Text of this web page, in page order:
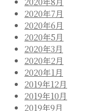
2020年7月
2020年6月
2020年5月
2020年3月
2020年2月
2020年1月
2019年12月
2019年10月
2019年9月